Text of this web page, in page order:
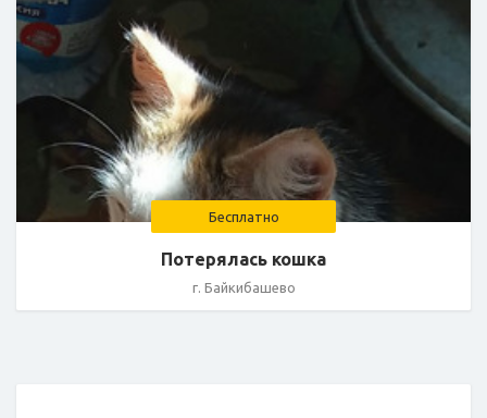
Бесплатно
Потерялась кошка
г. Байкибашево